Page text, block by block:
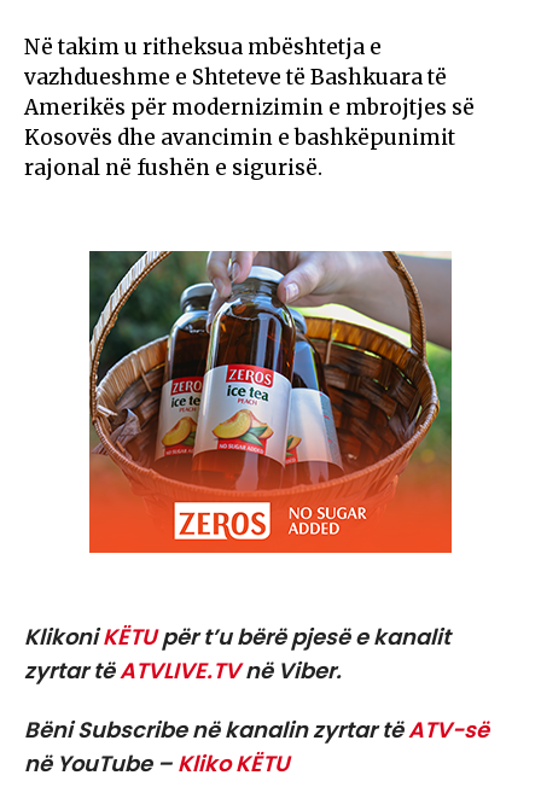
Në takim u ritheksua mbështetja e
vazhdueshme e Shteteve të Bashkuara të
Amerikës për modernizimin e mbrojtjes së
Kosovës dhe avancimin e bashkëpunimit
rajonal në fushën e sigurisë.
KlikoniKËTUpër t’u bërë pjesë e kanalit
zyrtar tëATVLIVE.TVnë Viber.
Bëni Subscribe në kanalin zyrtar tëATV-së
në YouTube – Kliko KËTU